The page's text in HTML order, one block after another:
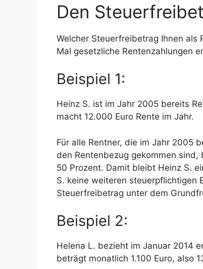
Den
Welcher Steuerfreibetrag Ihnen als
Mal gesetzliche Rentenzahlungen
Beispiel 1:
Heinz S. ist im Jahr 2005 bereits
macht 12.000 Euro Rente im Jahr.
Für alle Rentner, die im Jahr 2005
den Rentenbezug gekommen
50 Prozent. Damit bleibt Heinz S.
S. keine weiteren steuerpflichtigen
Steuerfreibetrag unter dem
Beispiel 2:
Helena L. bezieht im Januar 2014
beträgt monatlich 1.100 Euro, also